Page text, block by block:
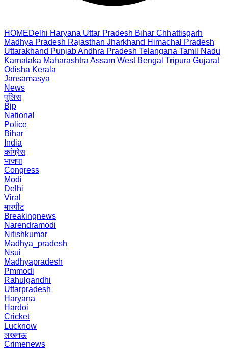
HOMEDelhi Haryana Uttar Pradesh Bihar Chhattisgarh
Madhya Pradesh Rajasthan Jharkhand Himachal Pradesh
Uttarakhand PunjabAndhra Pradesh Telangana Tamil Nadu
Karnataka Maharashtra Assam West Bengal Tripura Gujarat
Odisha Kerala
Jansamasya
News
पुलिस
Bjp
National
Police
Bihar
India
कांग्रेस
भाजपा
Congress
Modi
Delhi
Viral
मारपीट
Breakingnews
Narendramodi
Nitishkumar
Madhya_pradesh
Nsui
Madhyapradesh
Pmmodi
Rahulgandhi
Uttarpradesh
Haryana
Hardoi
Cricket
Lucknow
लखनऊ
Crimenews